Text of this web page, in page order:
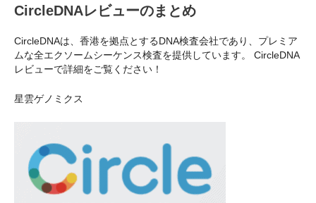
CircleDNAレビューのまとめ
CircleDNAは、香港を拠点とするDNA検査会社であり、プレミア
ムな全エクソームシーケンス検査を提供しています。 CircleDNA
レビューで詳細をご覧ください！
星雲ゲノミクス